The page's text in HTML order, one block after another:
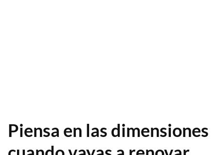
Piensa en las dimensiones